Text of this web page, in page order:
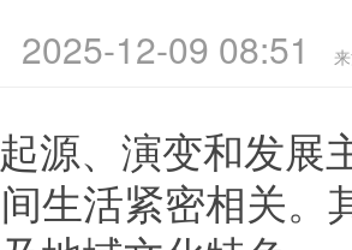
2025-12-09 08:51
源、演变和发展
生活紧密相关。